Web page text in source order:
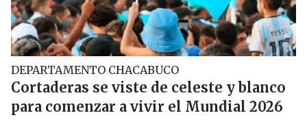
DEPARTAMENTO CHACABUCO
Cortaderas se viste de celeste y blanco
para comenzar a vivir el Mundial 2026